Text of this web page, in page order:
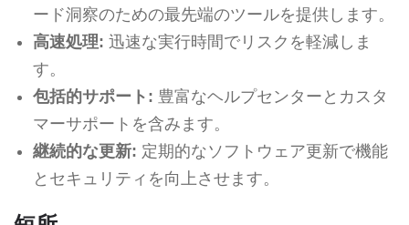
ード洞察のための最先端のツールを提供します。
高速処理: 迅速な実行時間でリスクを軽減しま
す。
包括的サポート: 豊富なヘルプセンターとカスタ
マーサポートを含みます。
継続的な更新: 定期的なソフトウェア更新で機能
とセキュリティを向上させます。